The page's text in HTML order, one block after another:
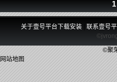
1
关于壹号平台下载安装 联系壹号
©聚
网站地图